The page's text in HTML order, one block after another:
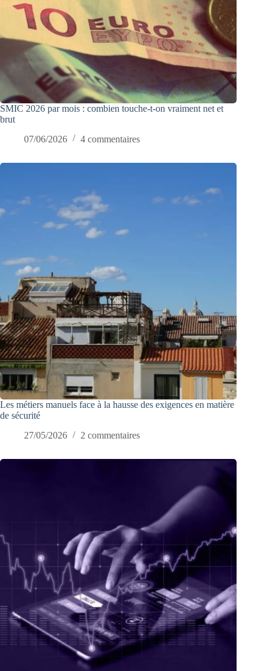
SMIC 2026 par mois : combien touche-t-on vraiment net et
brut
07/06/2026
4 commentaires
Les métiers manuels face à la hausse des exigences en matière
de sécurité
27/05/2026
2 commentaires